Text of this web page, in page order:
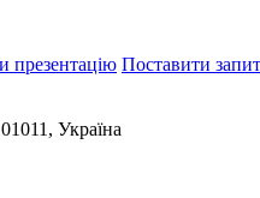
презентацію Поставити
Україна